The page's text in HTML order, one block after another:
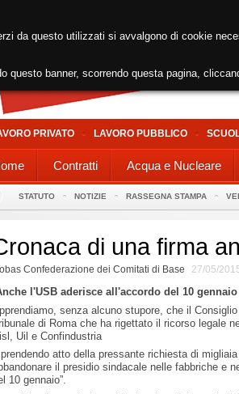
PRIVATO LAVORO PUBBLICO
Contratti Acqua e Nucleare
STATUTO NOTIZIE RASSEGNA STAMPA
di una firma
Confederazione dei Comitati di Base 27/05/
l'USB aderisce all'accordo del 10 gennaio
senza alcuno stupore, che il
di Roma che ha rigettato il ricorso legale
Uil e Confindustria
atto della pressante richiesta di
il presidio sindacale nelle fabbriche e
10 gennaio”.
da questo utilizzati si avvalgono di cookie
questo banner, scorrendo questa pagina,